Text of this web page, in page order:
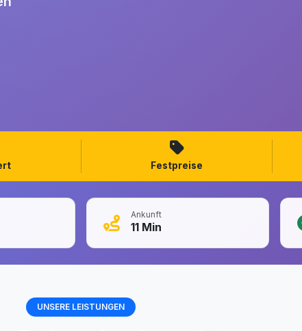
Festpreise
Ankunft
11 Min
UNSERE LEISTUNGEN